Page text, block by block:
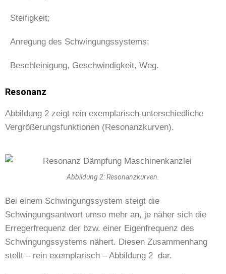
Steifigkeit;
Anregung des Schwingungssystems;
Beschleinigung, Geschwindigkeit, Weg.
Resonanz
Abbildung 2 zeigt rein exemplarisch unterschiedliche
Vergrößerungsfunktionen (Resonanzkurven).
Abbildung 2: Resonanzkurven.
Bei einem Schwingungssystem steigt die
Schwingungsantwort umso mehr an, je näher sich die
Erregerfrequenz der bzw. einer Eigenfrequenz des
Schwingungssystems nähert. Diesen Zusammenhang
stellt – rein exemplarisch – Abbildung 2 dar.